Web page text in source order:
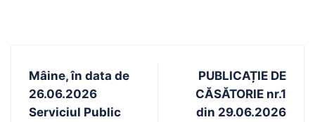
Mâine, în data de
26.06.2026
Serviciul Public
PUBLICAȚIE DE
CĂSĂTORIE nr.1
din 29.06.2026